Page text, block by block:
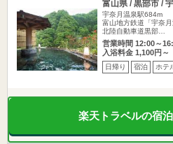
富山県 / 黒部市 /
宇奈月温泉駅684m
富山地方鉄道「宇奈
北陸自動車道黒部…
営業時間 12:00～
入浴料金 1,100円～
日帰り 宿泊 ホテ
楽天トラベルの宿